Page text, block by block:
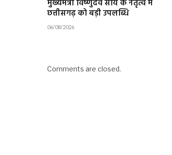
मुख्यमंत्री विष्णुदेव साय के नेतृत्व में
छत्तीसगढ़ को बड़ी उपलब्धि
06/08/2026
Comments are closed.